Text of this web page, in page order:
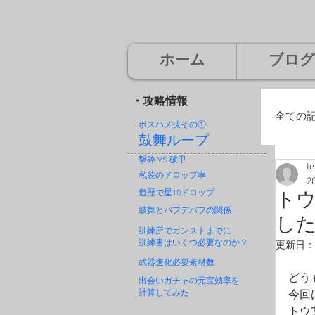
ホーム ブログ
・攻略情報
ボスハメ技その①
鼓舞ループ
撃砕 VS 破甲
私装のドロップ率
遊歴で星10ドロップ
鼓舞とバフデバフの関係
訓練所でカンストまでに
訓練書はいくつ必要なのか？
武器進化必要素材数
出会いガチャの元宝効率を
計算してみた
全ての
ト
した
更新日：
どう
今回
ト